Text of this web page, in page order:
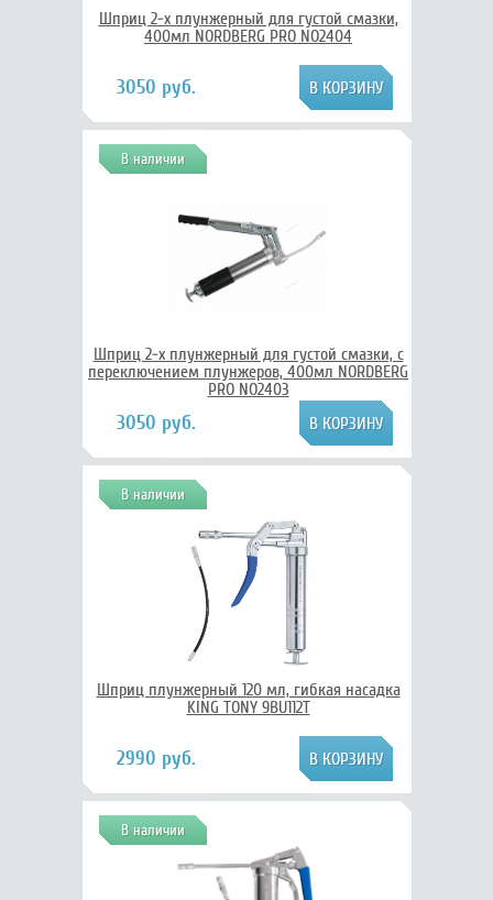
Шприц 2-х плунжерный для густой смазки,
400мл NORDBERG PRO NO2404
3050 руб.
В наличии
Шприц 2-х плунжерный для густой смазки, с
переключением плунжеров, 400мл NORDBERG
PRO NO2403
3050 руб.
В наличии
Шприц плунжерный 120 мл, гибкая насадка
KING TONY 9BU112T
2990 руб.
В наличии